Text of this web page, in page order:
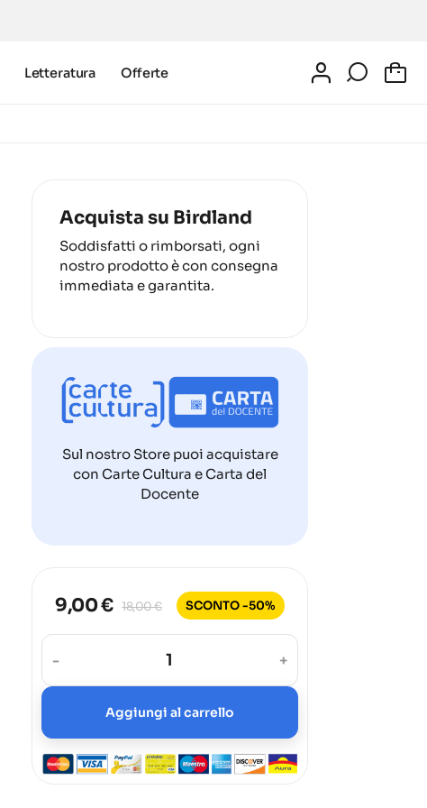
Letteratura Offerte
Acquista su Birdland
Soddisfatti o rimborsati, ogni
nostro prodotto è con consegna
immediata e garantita.
Sul nostro Store puoi acquistare
con Carte Cultura e Carta del
Docente
9,00 € 18,00 € SCONTO -50%
- +
Aggiungi al carrello